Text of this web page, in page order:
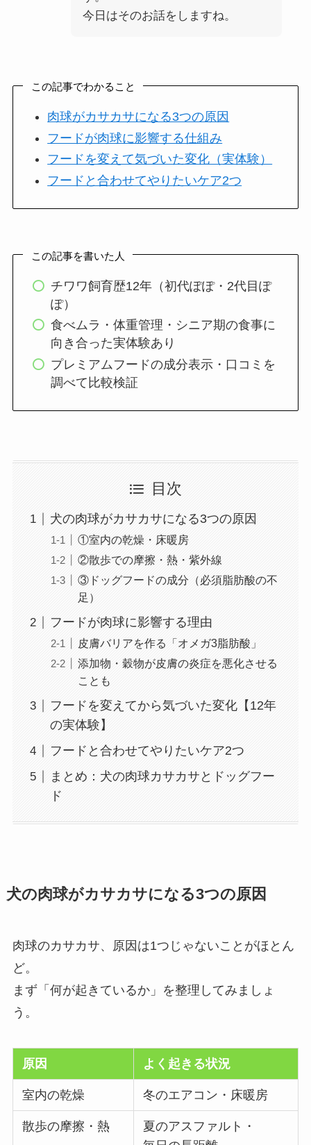
今日はそのお話をしますね。
この記事でわかること
肉球がカサカサになる3つの原因
フードが肉球に影響する仕組み
フードを変えて気づいた変化（実体験）
フードと合わせてやりたいケア2つ
この記事を書いた人
チワワ飼育歴12年（初代ぽぽ・2代目ぽ
ぽ）
食べムラ・体重管理・シニア期の食事に
向き合った実体験あり
プレミアムフードの成分表示・口コミを
調べて比較検証
目次
犬の肉球がカサカサになる3つの原因
①室内の乾燥・床暖房
②散歩での摩擦・熱・紫外線
③ドッグフードの成分（必須脂肪酸の不
足）
フードが肉球に影響する理由
皮膚バリアを作る「オメガ3脂肪酸」
添加物・穀物が皮膚の炎症を悪化させる
ことも
フードを変えてから気づいた変化【12年
の実体験】
フードと合わせてやりたいケア2つ
まとめ：犬の肉球カサカサとドッグフー
ド
犬の肉球がカサカサになる3つの原因
肉球のカサカサ、原因は1つじゃないことがほとん
ど。
まず「何が起きているか」を整理してみましょ
う。
原因 よく起きる状況
室内の乾燥 冬のエアコン・床暖房
散歩の摩擦・熱
夏のアスファルト・